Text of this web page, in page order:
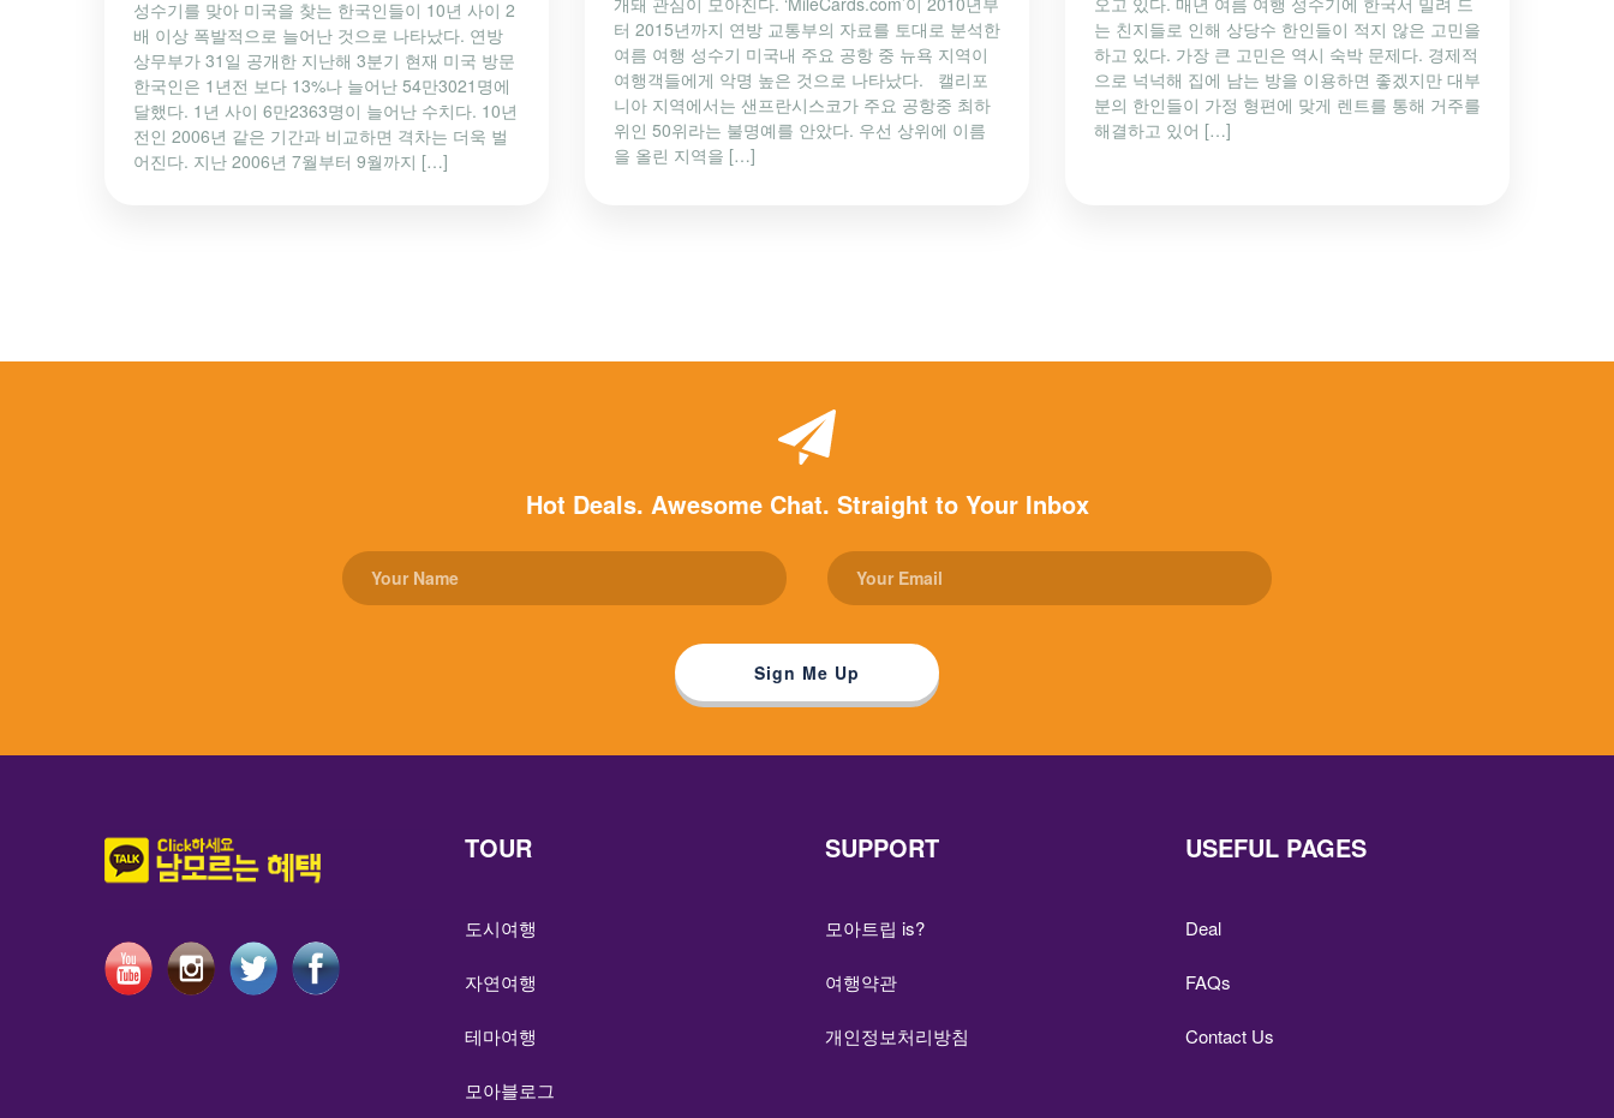
성수기를 맞아 미국을 찾는 한국인들이 10년 사이 2
배 이상 폭발적으로 늘어난 것으로 나타났다. 연방
상무부가 31일 공개한 지난해 3분기 현재 미국 방문
한국인은 1년전 보다 13%나 늘어난 54만3021명에
달했다. 1년 사이 6만2363명이 늘어난 수치다. 10년
전인 2006년 같은 기간과 비교하면 격차는 더욱 벌
어진다. 지난 2006년 7월부터 9월까지 […]
터 2015년까지 연방 교통부의 자료를 토대로 분석한
여름 여행 성수기 미국내 주요 공항 중 뉴욕 지역이
여행객들에게 악명 높은 것으로 나타났다. 캘리포
니아 지역에서는 샌프란시스코가 주요 공항중 최하
위인 50위라는 불명예를 안았다. 우선 상위에 이름
을 올린 지역을 […]
는 친지들로 인해 상당수 한인들이 적지 않은 고민을
하고 있다. 가장 큰 고민은 역시 숙박 문제다. 경제적
으로 넉넉해 집에 남는 방을 이용하면 좋겠지만 대부
분의 한인들이 가정 형편에 맞게 렌트를 통해 거주를
해결하고 있어 […]
Hot Deals. Awesome Chat. Straight to Your Inbox
TOUR
도시여행
자연여행
테마여행
모아블로그
SUPPORT
모아트립 is?
여행약관
개인정보처리방침
USEFUL PAGES
Deal
FAQs
Contact Us